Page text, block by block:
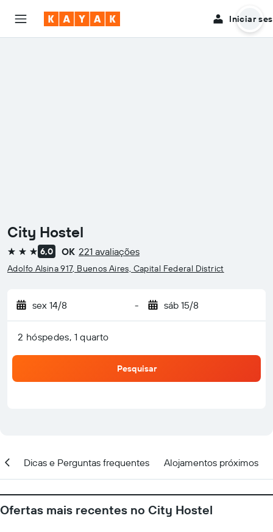
Iniciar
City Hostel
3 estrelas6,0 OK 221 avaliações
Adolfo Alsina 917, Buenos Aires, Capital Federal District
sex 14/8 - sáb 15/8
2 hóspedes, 1 quarto
Pesquisar
Dicas e Perguntas frequentes Alojamentos próximos
Ofertas mais recentes no City Hostel